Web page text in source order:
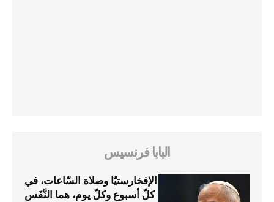
البابا فرنسيس
الإفخارستيّا وصلاة السّاعات، في
كلّ أسبوع وكلّ يوم، هما النَّفَس